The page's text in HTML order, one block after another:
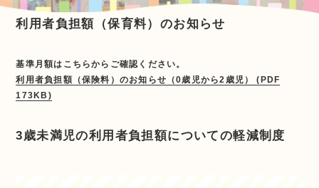
利用者負担額（保育料）のお知らせ
基準月額はこちらからご確認ください。
利用者負担額（保険料）のお知らせ（0歳児から2歳児） (PDF
173KB)
3歳未満児の利用者負担額についての軽減制度